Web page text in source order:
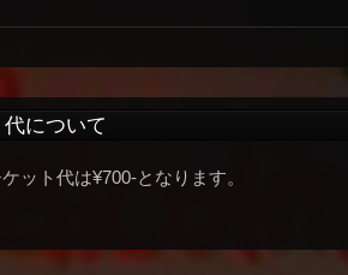
について
ット代は¥700-となります。